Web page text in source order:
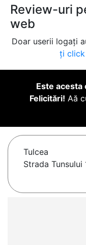
Review-uri
web
Doar userii logați
ți click
Este acesta
Felicitări! Aă
Tulcea
Strada Tunsului